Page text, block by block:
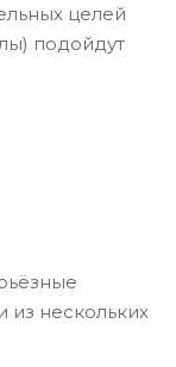
целей
подойдут
из нескольких